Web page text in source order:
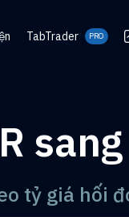
TabTrader PRO
tỷ giá hối